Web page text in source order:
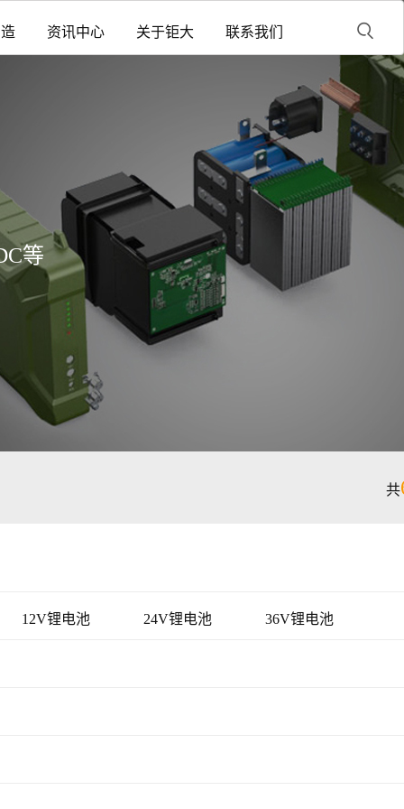
资讯中心 关于钜大 联系我们
等
共
12V锂电池 24V锂电池 36V锂电池